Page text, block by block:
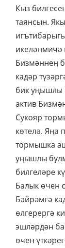
Кыз
таянсын.
икеләнмичә
Бизмәннең
кадәр
бик уңышлы
актив
Сукояр
көтелә. Яңа
тормышка
уңышлы
билгеләре
Балык өчен
Бәйрәмгә
өлгерергә
эшләрдән
өчен